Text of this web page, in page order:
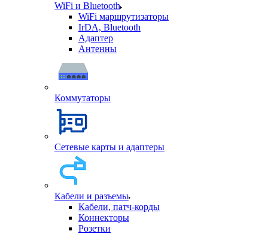
WiFi и Bluetooth
WiFi маршрутизаторы
IrDA, Bluetooth
Адаптер
Антенны
Коммутаторы
Сетевые карты и адаптеры
Кабели и разъемы
Кабели, патч-корды
Коннекторы
Розетки